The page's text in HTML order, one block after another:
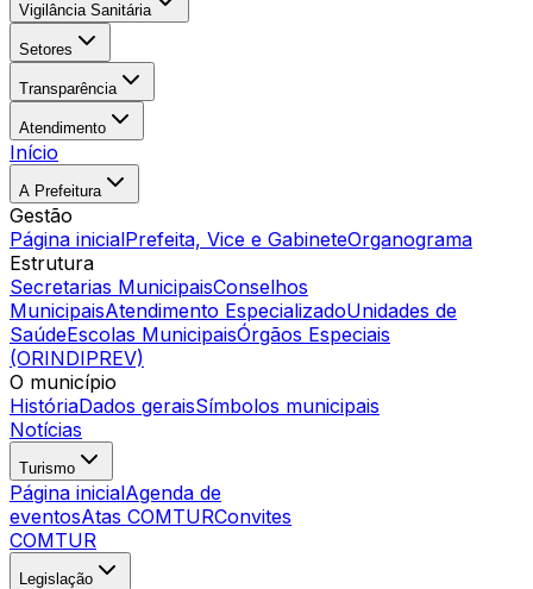
Vigilância Sanitária
Setores
Transparência
Atendimento
Início
A Prefeitura
Gestão
Página inicialPrefeita, Vice e GabineteOrganograma
Estrutura
Secretarias MunicipaisConselhos
MunicipaisAtendimento EspecializadoUnidades de
SaúdeEscolas MunicipaisÓrgãos Especiais
(ORINDIPREV)
O município
HistóriaDados geraisSímbolos municipais
Notícias
Turismo
Página inicialAgenda de
eventosAtas COMTURConvites
COMTUR
Legislação